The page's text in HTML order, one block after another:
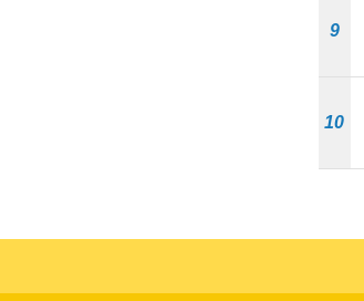
9
10